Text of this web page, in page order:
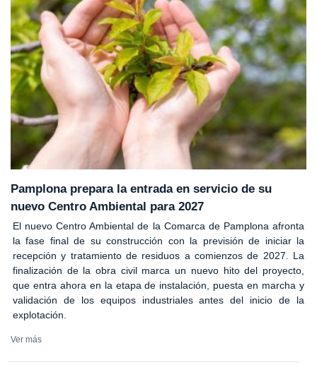
Pamplona prepara la entrada en servicio de su
nuevo Centro Ambiental para 2027
El nuevo Centro Ambiental de la Comarca de Pamplona afronta
la fase final de su construcción con la previsión de iniciar la
recepción y tratamiento de residuos a comienzos de 2027. La
finalización de la obra civil marca un nuevo hito del proyecto,
que entra ahora en la etapa de instalación, puesta en marcha y
validación de los equipos industriales antes del inicio de la
explotación.
Ver más